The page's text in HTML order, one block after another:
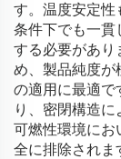
す。温度安定性
条件下でも一貫
する必要があり
め、製品純度が
の適用に最適で
り、密閉構造に
可燃性環境にお
全に排除されま